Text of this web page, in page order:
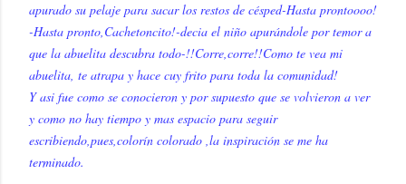
apurado su pelaje para sacar los restos de césped-Hasta prontoooo!
-Hasta pronto,Cachetoncito!-decia el niño apurándole por temor a
que la abuelita descubra todo-!!Corre,corre!!Como te vea mi
abuelita, te atrapa y hace cuy frito para toda la comunidad!
Y asi fue como se conocieron y por supuesto que se volvieron a ver
y como no hay tiempo y mas espacio para seguir
escribiendo,pues,colorín colorado ,la inspiración se me ha
terminado.